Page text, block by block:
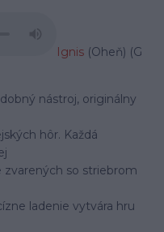
Ignis (Oheň) (G
nástroj, originálny
hôr. Každá
zvarených so striebrom
ladenie vytvára hru